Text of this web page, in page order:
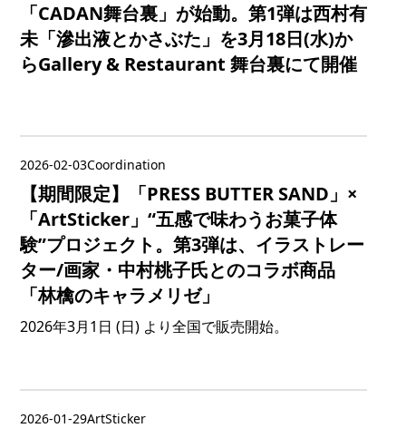
「CADAN舞台裏」が始動。第1弾は西村有
未「滲出液とかさぶた」を3月18日(水)か
らGallery & Restaurant 舞台裏にて開催
2026-02-03Coordination
【期間限定】「PRESS BUTTER SAND」×
「ArtSticker」“五感で味わうお菓子体
験”プロジェクト。第3弾は、イラストレー
ター/画家・中村桃子氏とのコラボ商品
「林檎のキャラメリゼ」
2026年3月1日 (日) より全国で販売開始。
2026-01-29ArtSticker